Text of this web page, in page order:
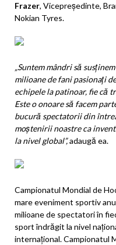
Frazer, Vicepreședinte,
Nokian Tyres.
„Suntem mândri să
milioane de fani pasionați
echipele la patinoar, fie că
Este o onoare să facem
bucură spectatorii din
moștenirii noastre ca
la nivel global”,adaugă ea.
Campionatul Mondial de
mare eveniment sportiv
milioane de spectatori în
sport îndrăgit la nivel
internațional. Campionatul